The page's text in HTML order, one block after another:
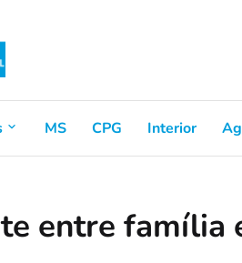
MS CPG Interior
entre família